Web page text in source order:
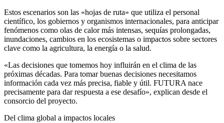
Estos escenarios son las «hojas de ruta» que utiliza el personal
científico, los gobiernos y organismos internacionales, para anticipar
fenómenos como olas de calor más intensas, sequías prolongadas,
inundaciones, cambios en los ecosistemas o impactos sobre sectores
clave como la agricultura, la energía o la salud.
«Las decisiones que tomemos hoy influirán en el clima de las
próximas décadas. Para tomar buenas decisiones necesitamos
información cada vez más precisa, fiable y útil. FUTURA nace
precisamente para dar respuesta a ese desafío», explican desde el
consorcio del proyecto.
Del clima global a impactos locales